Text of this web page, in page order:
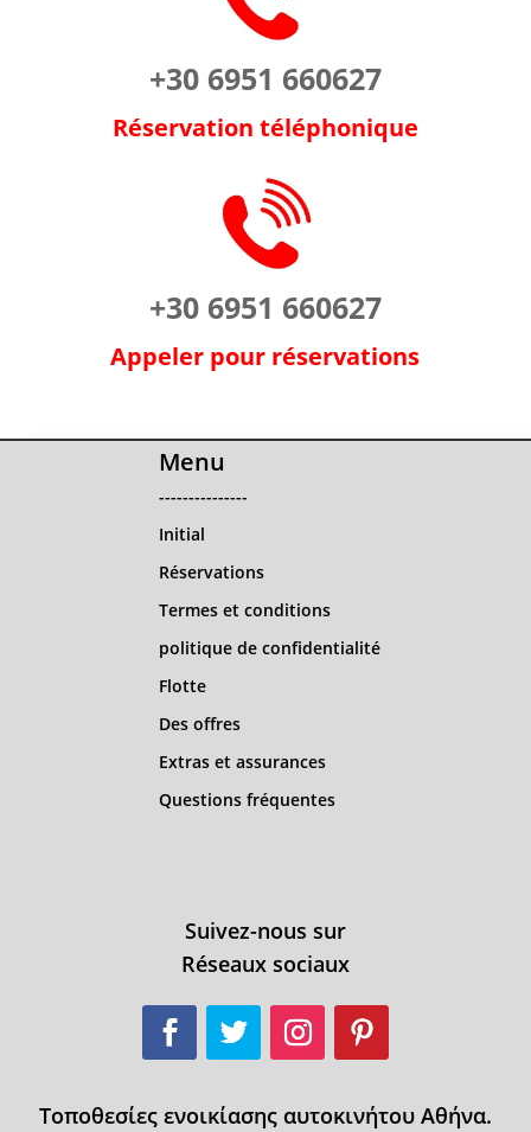
+30 6951 660627
Réservation téléphonique
+30 6951 660627
Appeler pour réservations
Menu
---------------
Initial
Réservations
Termes et conditions
politique de confidentialité
Flotte
Des offres
Extras et assurances
Questions fréquentes
Suivez-nous sur
Réseaux sociaux
Τοποθεσίες ενοικίασης αυτοκινήτου Αθήνα.